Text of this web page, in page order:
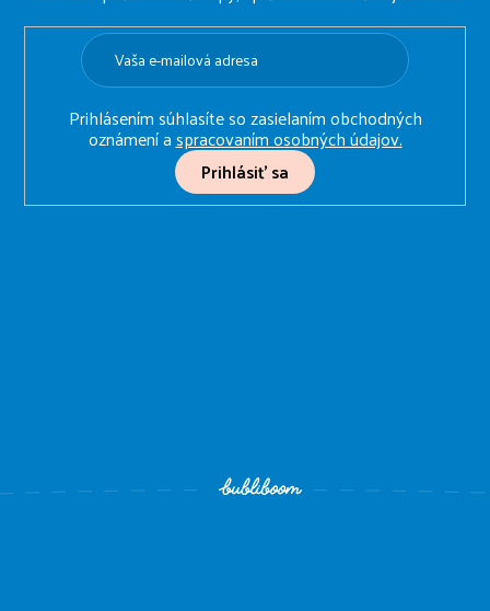
Prihlásením súhlasíte so zasielaním obchodných
oznámení aspracovaním osobných údajov.
Prihlásiť sa